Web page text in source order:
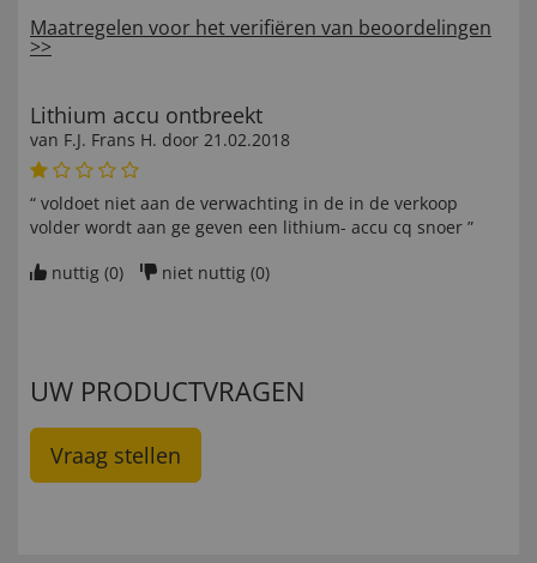
Maatregelen voor het verifiëren van beoordelingen
>>
Lithium accu ontbreekt
van F.J. Frans H. door 21.02.2018
“ voldoet niet aan de verwachting in de in de verkoop
volder wordt aan ge geven een lithium- accu cq snoer ”
nuttig (0) niet nuttig (0)
UW PRODUCTVRAGEN
Vraag stellen